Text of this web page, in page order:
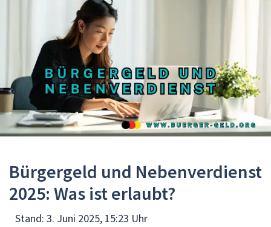
Bürgergeld und Nebenverdienst
2025: Was ist erlaubt?
Stand: 3. Juni 2025, 15:23 Uhr